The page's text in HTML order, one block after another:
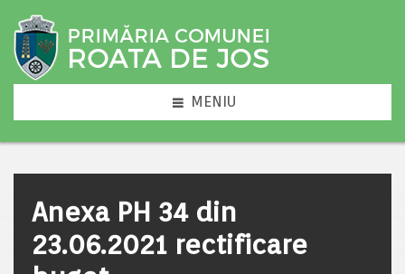
MENIU
Anexa PH 34 din
23.06.2021 rectificare